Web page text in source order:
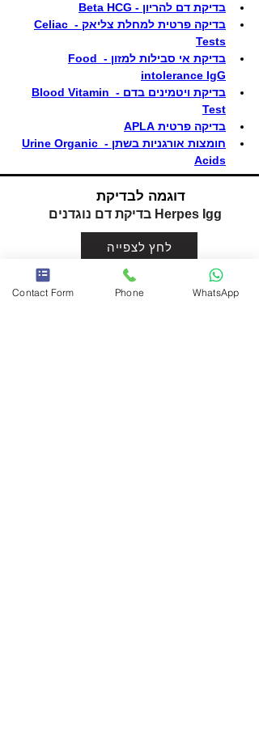
בדיקת דם להריון - Beta HCG
בדיקה פרטית למחלת צליאק - Celiac
Tests
בדיקת אי סבילות למזון - Food
intolerance IgG
בדיקת ויטמינים בדם - Blood Vitamin
Test
בדיקה פרטית APLA
חומצות אורגניות בשתן - Urine Organic
Acids
דוגמה לבדיקת
Herpes Igg בדיקת דם נוגדנים
לחץ לצפייה
Chat WhatsApp
Contact Form Phone WhatsApp